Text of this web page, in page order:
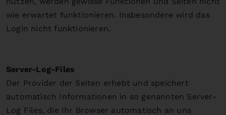
wie erwartet funktionieren. Insbesondere wird das
Login nicht funktionieren.
Server-Log-Files
Der Provider der Seiten erhebt und speichert
automatisch Informationen in so genannten Server-
Log Files, die Ihr Browser automatisch an uns